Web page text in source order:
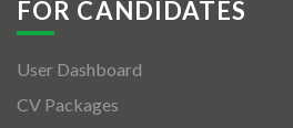
FOR CANDIDATES
User Dashboard
CV Packages